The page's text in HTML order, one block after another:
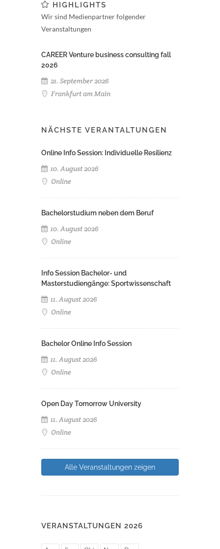
HIGHLIGHTS
Wir sind Medienpartner folgender
Veranstaltungen
CAREER Venture business consulting fall
2026
21. September 2026
Frankfurt am Main
NÄCHSTE VERANTALTUNGEN
Online Info Session: Individuelle Resilienz
10. August 2026
Online
Bachelorstudium neben dem Beruf
10. August 2026
Online
Info Session Bachelor- und
Masterstudiengänge: Sportwissenschaft
11. August 2026
Online
Bachelor Online Info Session
11. August 2026
Online
Open Day Tomorrow University
11. August 2026
Online
Alle Veranstaltungen zeigen
VERANSTALTUNGEN 2026